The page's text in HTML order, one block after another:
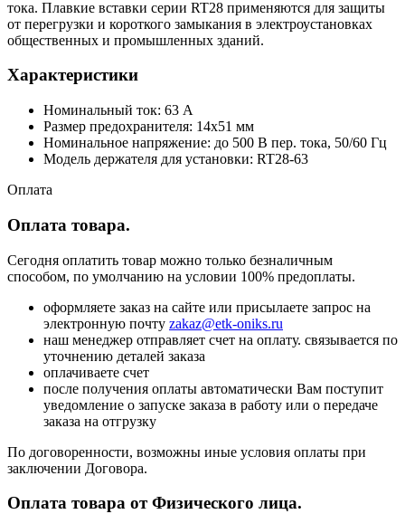
тока. Плавкие вставки серии RT28 применяются для защиты
от перегрузки и короткого замыкания в электроустановках
общественных и промышленных зданий.
Характеристики
Номинальный ток: 63 А
Размер предохранителя: 14х51 мм
Номинальное напряжение: до 500 В пер. тока, 50/60 Гц
Модель держателя для установки: RT28-63
Оплата
Оплата товара.
Сегодня оплатить товар можно только безналичным
способом, по умолчанию на условии 100% предоплаты.
оформляете заказ на сайте или присылаете запрос на
электронную почту zakaz@etk-oniks.ru
наш менеджер отправляет счет на оплату. связывается по
уточнению деталей заказа
оплачиваете счет
после получения оплаты автоматически Вам поступит
уведомление о запуске заказа в работу или о передаче
заказа на отгрузку
По договоренности, возможны иные условия оплаты при
заключении Договора.
Оплата товара от Физического лица.